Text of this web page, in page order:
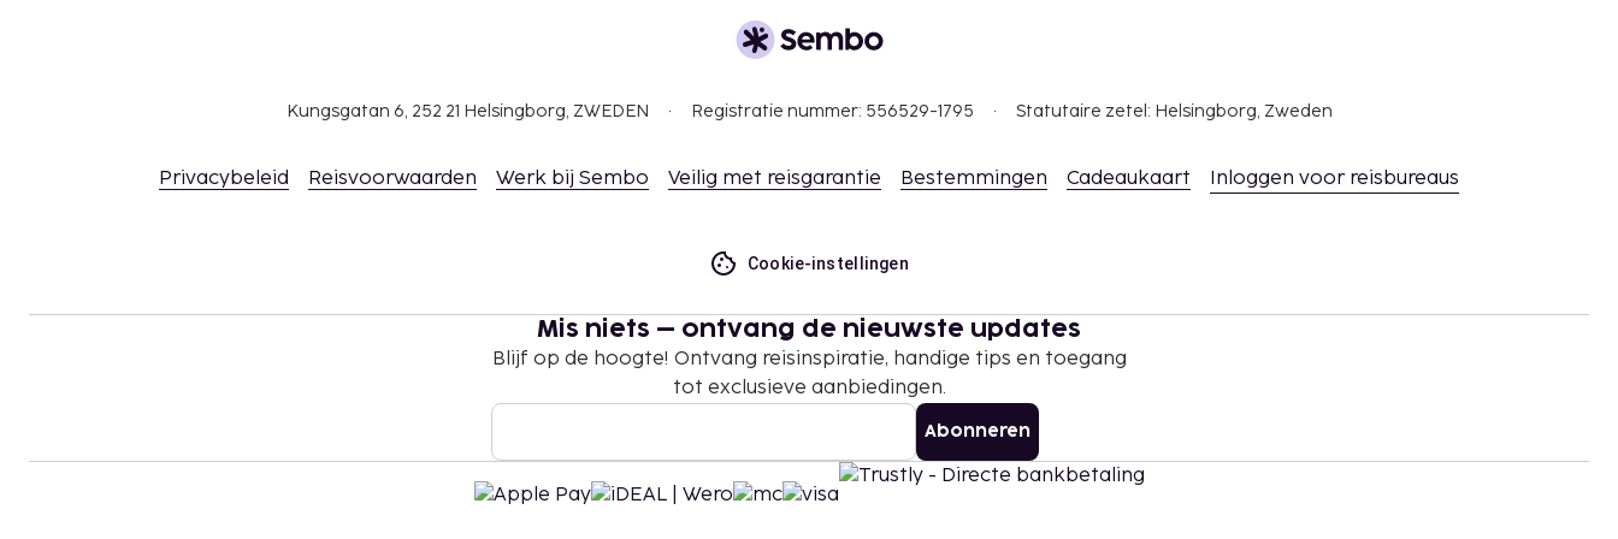
Kungsgatan 6, 252 21 Helsingborg, ZWEDEN Registratie nummer: 556529-1795 Statutaire zetel: Helsingborg, Zweden
Privacybeleid Reisvoorwaarden Werk bij Sembo Veilig met reisgarantie Bestemmingen Cadeaukaart Inloggen voor reisbureaus
Cookie-instellingen
Mis niets – ontvang de nieuwste updates
Blijf op de hoogte! Ontvang reisinspiratie, handige tips en toegang
tot exclusieve aanbiedingen.
Abonneren